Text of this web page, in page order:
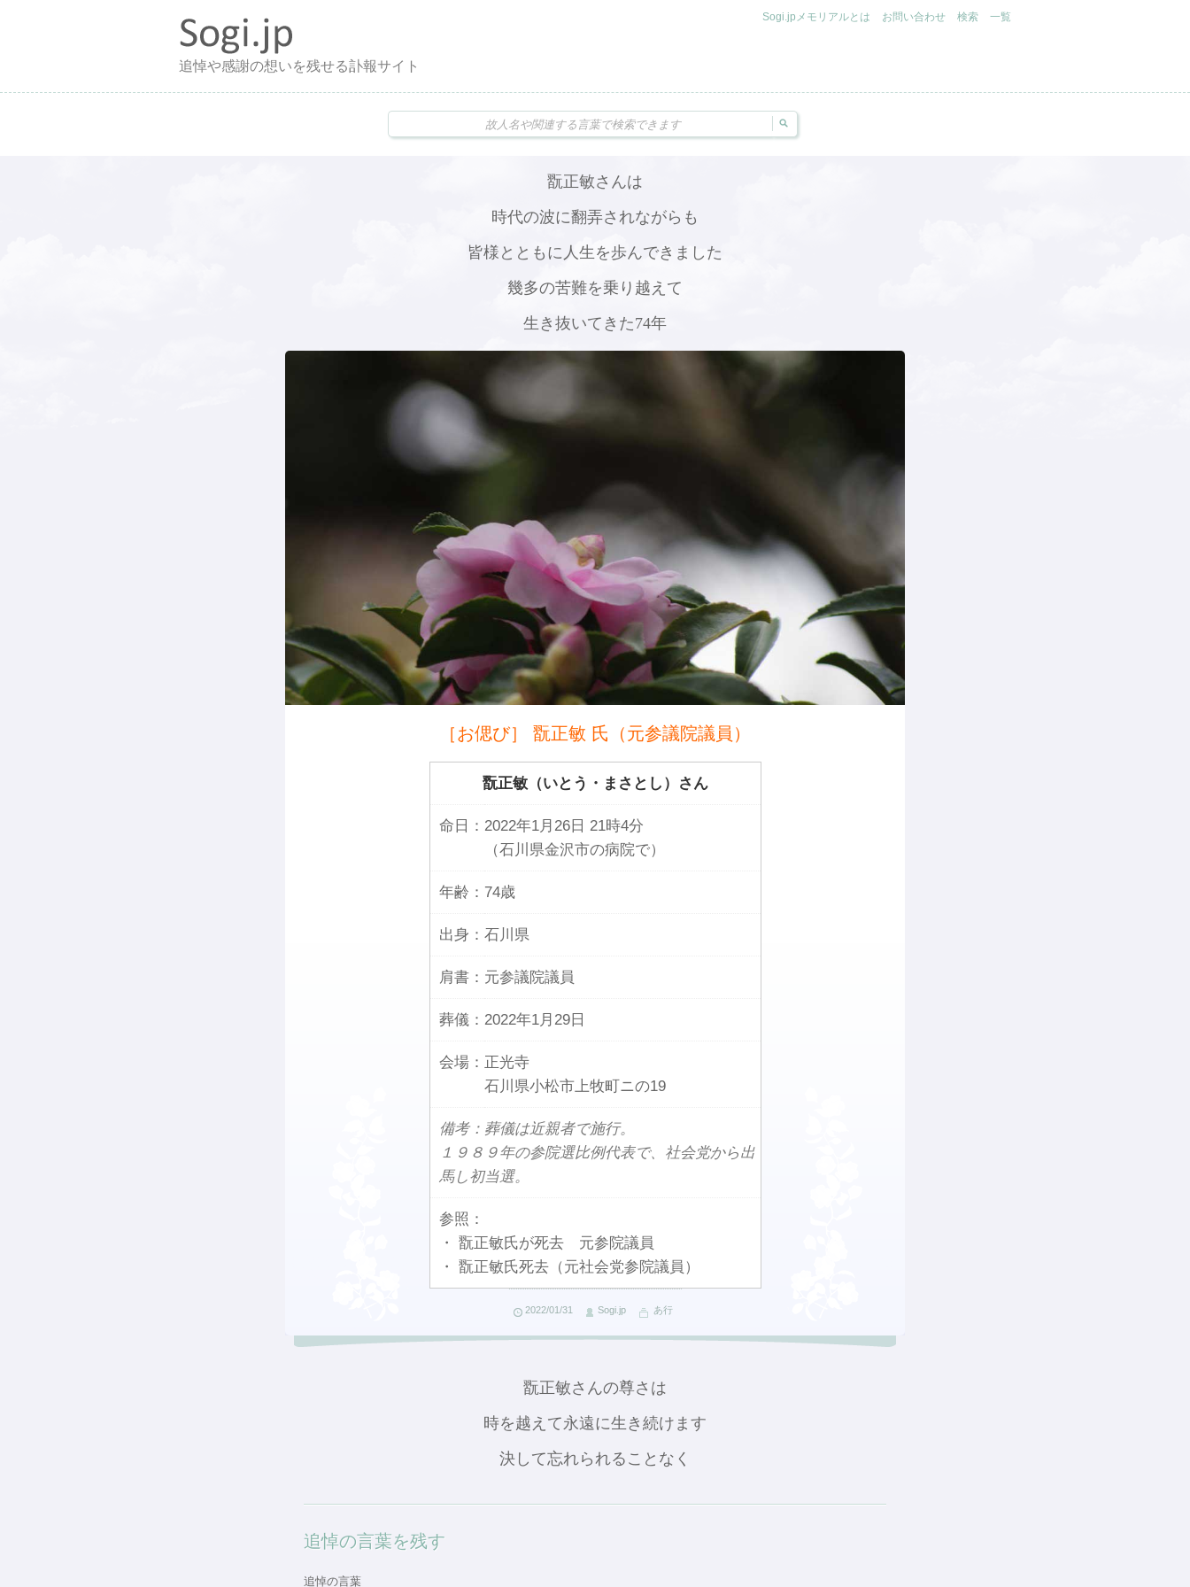
追悼や感謝の想いを残せる訃報サイト
Sogi.jpメモリアルとは お問い合わせ 検索 一覧
翫正敏さんは
時代の波に翻弄されながらも
皆様とともに人生を歩んできました
幾多の苦難を乗り越えて
生き抜いてきた74年
［お偲び］ 翫正敏 氏（元参議院議員）
翫正敏（いとう・まさとし）さん
命日： 2022年1月26日 21時4分
（石川県金沢市の病院で）
年齢： 74歳
出身： 石川県
肩書： 元参議院議員
葬儀： 2022年1月29日
会場： 正光寺
石川県小松市上牧町ニの19
備考：葬儀は近親者で施行。
１９８９年の参院選比例代表で、社会党から出
馬し初当選。
参照：
・ 翫正敏氏が死去 元参院議員
・ 翫正敏氏死去（元社会党参院議員）
2022/01/31 Sogi.jp あ行
翫正敏さんの尊さは
時を越えて永遠に生き続けます
決して忘れられることなく
追悼の言葉を残す
追悼の言葉